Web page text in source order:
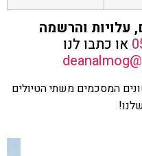
עלויות והרשמה
או כתבו לנו
המסכמים משתי הטיולים